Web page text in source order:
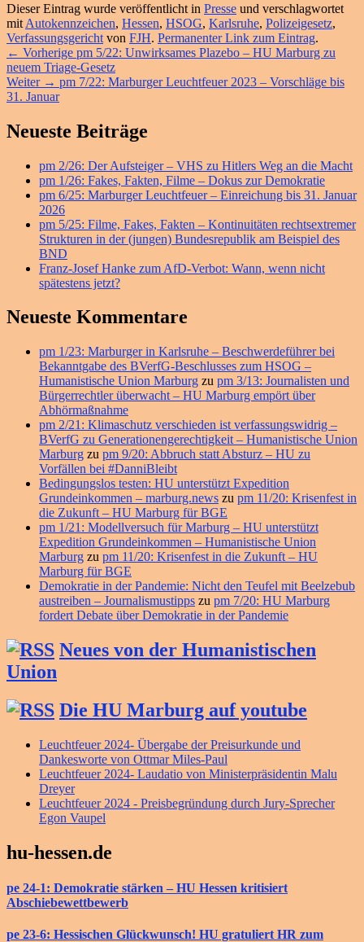
Dieser Eintrag wurde veröffentlicht in Presse und verschlagwortet
mit Autokennzeichen, Hessen, HSOG, Karlsruhe, Polizeigesetz,
Verfassungsgericht von FJH. Permanenter Link zum Eintrag.
Beitragsnavigation
← Vorherige Vorheriger
Beitrag:
pm 5/22: Unwirksames Plazebo – HU Marburg zu
neuem Triage-Gesetz
Weiter → Nächster
Beitrag:
pm 7/22: Marburger Leuchtfeuer 2023 – Vorschläge bis
31. Januar
Primärer
Widget-
Bereich
Neueste Beiträge
pm 2/26: Der Aufsteiger – VHS zu Hitlers Weg an die Macht
pm 1/26: Fakes, Fakten, Filme – Dokus zur Demokratie
pm 6/25: Marburger Leuchtfeuer – Einreichung bis 31. Januar
2026
pm 5/25: Filme, Fakes, Fakten – Kontinuitäten rechtsextremer
Strukturen in der (jungen) Bundesrepublik am Beispiel des
BND
Franz-Josef Hanke zum AfD-Verbot: Wann, wenn nicht
spätestens jetzt?
Neueste Kommentare
pm 1/23: Marburger in Karlsruhe – Beschwerdeführer bei
Bekanntgabe des BVerfG-Beschlusses zum HSOG –
Humanistische Union Marburg zu pm 3/13: Journalisten und
Bürgerrechtler überwacht – HU Marburg empört über
Abhörmaßnahme
pm 2/21: Klimaschutz verschieden ist verfassungswidrig –
BVerfG zu Generationengerechtigkeit – Humanistische Union
Marburg zu pm 9/20: Abbruch statt Absturz – HU zu
Vorfällen bei #DanniBleibt
Bedingungslos testen: HU unterstützt Expedition
Grundeinkommen – marburg.news zu pm 11/20: Krisenfest in
die Zukunft – HU Marburg für BGE
pm 1/21: Modellversuch für Marburg – HU unterstützt
Expedition Grundeinkommen – Humanistische Union
Marburg zu pm 11/20: Krisenfest in die Zukunft – HU
Marburg für BGE
Demokratie in der Pandemie: Nicht den Teufel mit Beelzebub
austreiben – Journalismustipps zu pm 7/20: HU Marburg
fordert Debate über Demokratie in der Pandemie
Neues von der Humanistischen
Union
Die HU Marburg auf youtube
Leuchtfeuer 2024- Übergabe der Preisurkunde und
Dankesworte von Ottmar Miles-Paul
Leuchtfeuer 2024- Laudatio von Ministerpräsidentin Malu
Dreyer
Leuchtfeuer 2024 - Preisbegründung durch Jury-Sprecher
Egon Vaupel
hu-hessen.de
pe 24-1: Demokratie stärken – HU Hessen kritisiert
Abschiebewettbewerb
pe 23-6: Hessischen Glückwunsch! HU gratuliert HR zum